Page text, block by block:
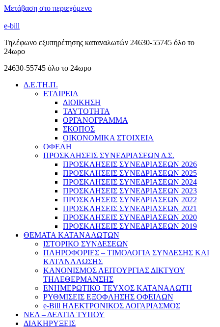
Μετάβαση στο περιεχόμενο
e-bill
Τηλέφωνο εξυπηρέτησης καταναλωτών 24630-55745 όλο το
24ωρο
24630-55745 όλο το 24ωρο
Δ.Ε.ΤΗ.Π.
ΕΤΑΙΡΕΙΑ
ΔΙΟΙΚΗΣΗ
ΤΑΥΤΟΤΗΤΑ
ΟΡΓΑΝΟΓΡΑΜΜΑ
ΣΚΟΠΟΣ
ΟΙΚΟΝΟΜΙΚΑ ΣΤΟΙΧΕΙΑ
ΟΦΕΛΗ
ΠΡΟΣΚΛΗΣΕΙΣ ΣΥΝΕΔΡΙΑΣΕΩΝ Δ.Σ.
ΠΡΟΣΚΛΗΣΕΙΣ ΣΥΝΕΔΡΙΑΣΕΩΝ 2026
ΠΡΟΣΚΛΗΣΕΙΣ ΣΥΝΕΔΡΙΑΣΕΩΝ 2025
ΠΡΟΣΚΛΗΣΕΙΣ ΣΥΝΕΔΡΙΑΣΕΩΝ 2024
ΠΡΟΣΚΛΗΣΕΙΣ ΣΥΝΕΔΡΙΑΣΕΩΝ 2023
ΠΡΟΣΚΛΗΣΕΙΣ ΣΥΝΕΔΡΙΑΣΕΩΝ 2022
ΠΡΟΣΚΛΗΣΕΙΣ ΣΥΝΕΔΡΙΑΣΕΩΝ 2021
ΠΡΟΣΚΛΗΣΕΙΣ ΣΥΝΕΔΡΙΑΣΕΩΝ 2020
ΠΡΟΣΚΛΗΣΕΙΣ ΣΥΝΕΔΡΙΑΣΕΩΝ 2019
ΘΕΜΑΤΑ ΚΑΤΑΝΑΛΩΤΩΝ
ΙΣΤΟΡΙΚΟ ΣΥΝΔΕΣΕΩΝ
ΠΛΗΡΟΦΟΡΙΕΣ – ΤΙΜΟΛΟΓΙΑ ΣΥΝΔΕΣΗΣ ΚΑΙ
ΚΑΤΑΝΑΛΩΣΗΣ
ΚΑΝΟΝΙΣΜΟΣ ΛΕΙΤΟΥΡΓΙΑΣ ΔΙΚΤΥΟΥ
ΤΗΛΕΘΕΡΜΑΝΣΗΣ
ΕΝΗΜΕΡΩΤΙΚΟ ΤΕΥΧΟΣ ΚΑΤΑΝΑΛΩΤΗ
ΡΥΘΜΙΣΕΙΣ ΕΞΟΦΛΗΣΗΣ ΟΦΕΙΛΩΝ
e-Bill ΗΛΕΚΤΡΟΝΙΚΟΣ ΛΟΓΑΡΙΑΣΜΟΣ
ΝΕΑ – ΔΕΛΤΙΑ ΤΥΠΟΥ
ΔΙΑΚΗΡΥΞΕΙΣ